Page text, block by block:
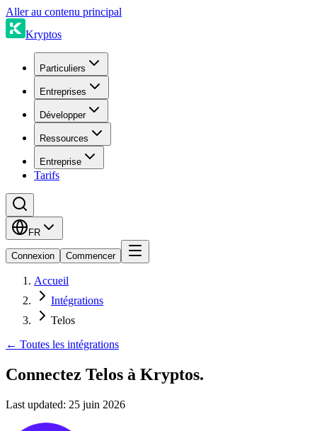
Aller au contenu principal
Kryptos
Particuliers
Entreprises
Développer
Ressources
Entreprise
Tarifs
FR
Connexion Commencer
Accueil
Intégrations
Telos
← Toutes les intégrations
Connectez Telos à Kryptos.
Last updated: 25 juin 2026